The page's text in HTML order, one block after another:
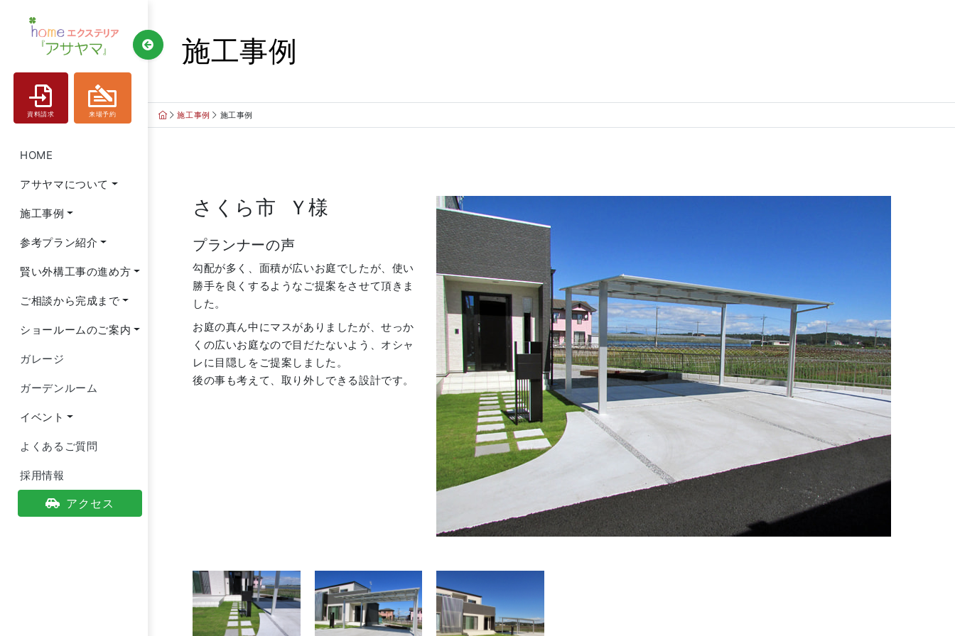
資料請求 来場予約
HOME
アサヤマについて
施工事例
参考プラン紹介
賢い外構工事の進め方
ご相談から完成まで
ショールームのご案内
ガレージ
ガーデンルーム
イベント
よくあるご質問
採用情報
アクセス
施工事例
施工事例 施工事例
さくら市 Ｙ様
プランナーの声
勾配が多く、面積が広いお庭でしたが、使い
勝手を良くするようなご提案をさせて頂きま
した。
お庭の真ん中にマスがありましたが、せっか
くの広いお庭なので目だたないよう、オシャ
レに目隠しをご提案しました。
後の事も考えて、取り外しできる設計です。